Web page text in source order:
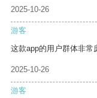
2025-10-26
游客
这款app的用户群体非常
2025-10-26
游客